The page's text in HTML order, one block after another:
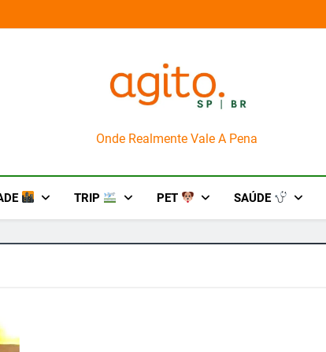
das culturas amazônicas e arte
AgitoSP
Onde Realmente Vale A Pena
TRIP PET SAÚDE